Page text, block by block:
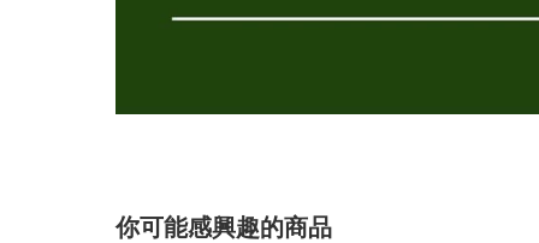
你可能感興趣的商品